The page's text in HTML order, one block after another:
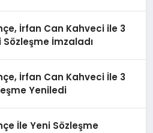
İrfan Can Kahveci ile 3
Sözleşme İmzaladı
İrfan Can Kahveci İle 3
Yeniledi
İle Yeni Sözleşme